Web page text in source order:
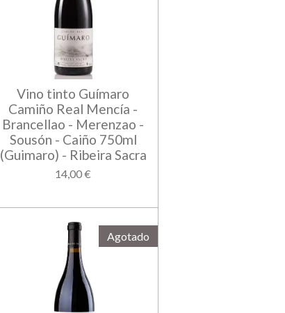
Vino tinto Guímaro
Camiño Real Mencía -
Brancellao - Merenzao -
Sousón - Caiño 750ml
(Guimaro) - Ribeira Sacra
14,00 €
Agotado